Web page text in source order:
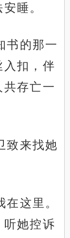
睡。
书的那一
扣，伴
存亡一
致来找她
这里。
她控诉